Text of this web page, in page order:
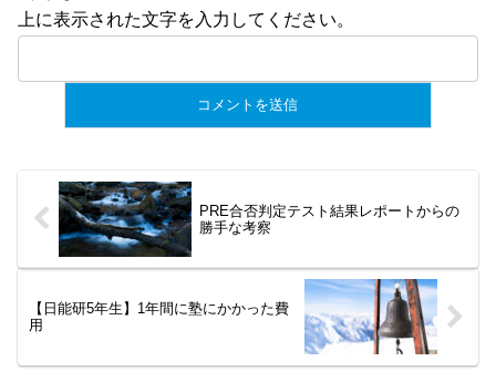
上に表示された文字を入力してください。
PRE合否判定テスト結果レポートからの
勝手な考察
【日能研5年生】1年間に塾にかかった費
用